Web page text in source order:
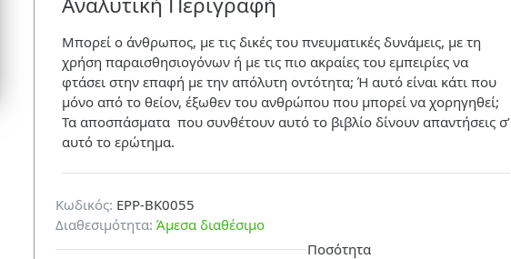
Μπορεί ο άνθρωπος, με τις δικές του πνευματικές δυνάμεις, με τη
χρήση παραισθησιογόνων ή με τις πιο ακραίες του εμπειρίες να
φτάσει στην επαφή με την απόλυτη οντότητα; Ή αυτό είναι κάτι που
μόνο από το θείον, έξωθεν του ανθρώπου που μπορεί να χορηγηθεί;
Τα αποσπάσματα που συνθέτουν αυτό το βιβλίο δίνουν απαντήσεις σ’
αυτό το ερώτημα.
Κωδικός: EPP-BK0055
Διαθεσιμότητα: Άμεσα διαθέσιμο
Ποσότητα